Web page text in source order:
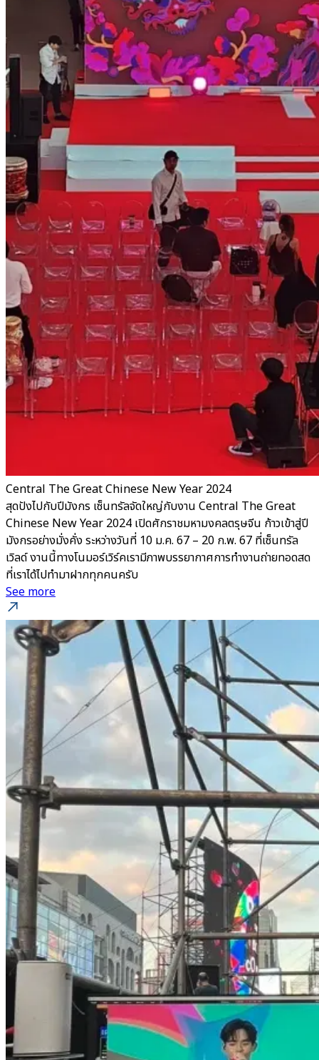
Central The Great Chinese New Year 2024
สุดปังไปกับปีมังกร เซ็นทรัลจัดใหญ่กับงาน Central The Great
Chinese New Year 2024 เปิดศักราชมหามงคลตรุษจีน ก้าวเข้าสู่ปี
มังกรอย่างมั่งคั่ง ระหว่างวันที่ 10 ม.ค. 67 – 20 ก.พ. 67 ที่เซ็นทรัล
เวิลด์ งานนี้ทางโนมอร์เวิร์คเรามีภาพบรรยากาศการทำงานถ่ายทอดสด
ที่เราได้ไปทำมาฝากทุกคนครับ
See more